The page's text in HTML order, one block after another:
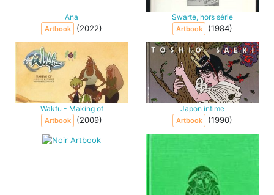
Ana
Artbook (2022)
Swarte, hors série
Artbook (1984)
Wakfu - Making of
Artbook (2009)
Japon intime
Artbook (1990)